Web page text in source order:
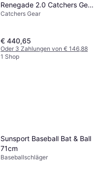
Renegade 2.0 Catchers Gear
Set
Catchers Gear
€ 440,65
Oder 3 Zahlungen von € 146,88
1 Shop
Sunsport Baseball Bat & Ball
71cm
Baseballschläger